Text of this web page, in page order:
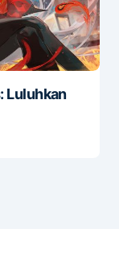
Luluhkan